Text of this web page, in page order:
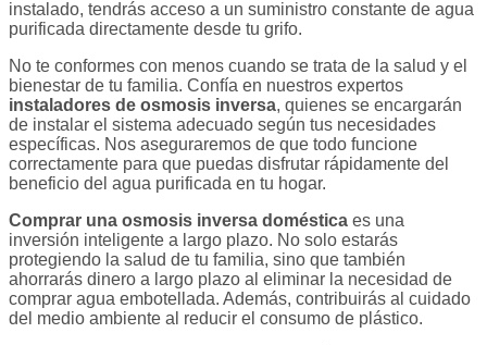
instalado, tendrás acceso a un suministro constante de agua
purificada directamente desde tu grifo.
No te conformes con menos cuando se trata de la salud y el
bienestar de tu familia. Confía en nuestros expertos
instaladores de osmosis inversa, quienes se encargarán
de instalar el sistema adecuado según tus necesidades
específicas. Nos aseguraremos de que todo funcione
correctamente para que puedas disfrutar rápidamente del
beneficio del agua purificada en tu hogar.
Comprar una osmosis inversa doméstica es una
inversión inteligente a largo plazo. No solo estarás
protegiendo la salud de tu familia, sino que también
ahorrarás dinero a largo plazo al eliminar la necesidad de
comprar agua embotellada. Además, contribuirás al cuidado
del medio ambiente al reducir el consumo de plástico.